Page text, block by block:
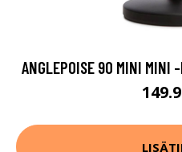
ANGLEPOISE 90 MINI MINI